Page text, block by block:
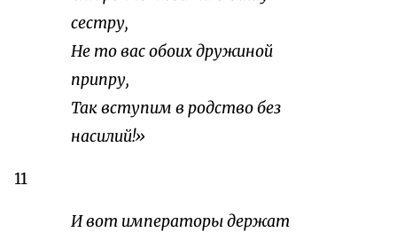
сестру,
Не то вас обоих дружиной
припру,
Так вступим в родство без
насилий!»
11
И вот императоры держат